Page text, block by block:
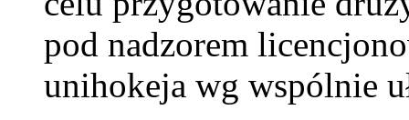
pod nadzorem
unihokeja wg wspólnie